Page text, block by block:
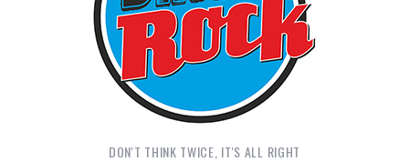
DON'T THINK TWICE, IT'S ALL RIGHT